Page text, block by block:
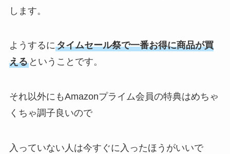
します。
ようするにタイムセール祭で一番お得に商品が買
えるということです。
それ以外にもAmazonプライム会員の特典はめちゃ
くちゃ調子良いので
入っていない人は今すぐに入ったほうがいいで